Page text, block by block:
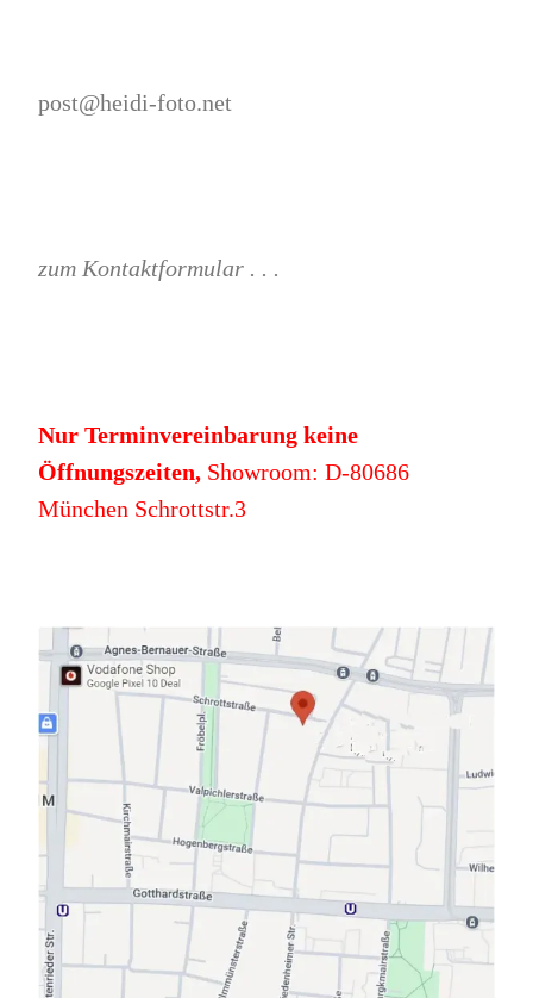
post@heidi-foto.net
zum Kontaktformular . . .
Nur Terminvereinbarung keine
Öffnungszeiten,Showroom: D-80686
München Schrottstr.3